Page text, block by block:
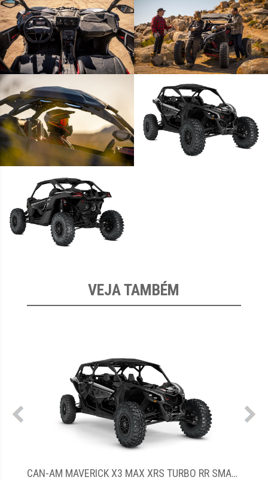
VEJA TAMBÉM
CAN-AM MAVERICK X3 MAX XRS TURBO RR SMART SHOX CAN-AM MAVERICK R XRS SMART-SHOX